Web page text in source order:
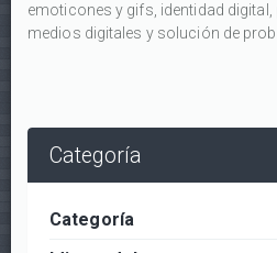
emoticones y gifs, identidad digital,
medios digitales y solución de
Categoría
Categoría